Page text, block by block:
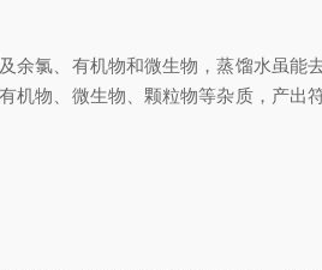
氯、有机物和微生物，蒸馏水虽能
物、微生物、颗粒物等杂质，产出